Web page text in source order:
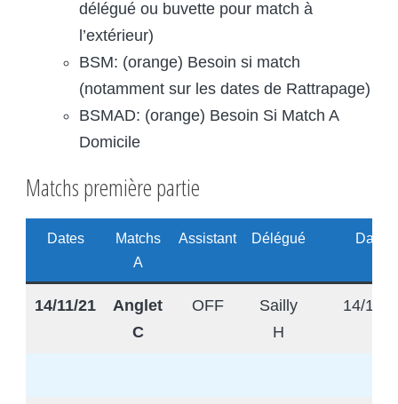
délégué ou buvette pour match à
l’extérieur)
BSM: (orange) Besoin si match
(notamment sur les dates de Rattrapage)
BSMAD: (orange) Besoin Si Match A
Domicile
Matchs première partie
Dates
Matchs
A
Assistant Délégué Dates
14/11/21
Anglet
C
OFF
Sailly
H
14/11/